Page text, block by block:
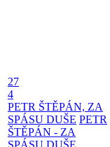
27
4
PETR ŠTĚPÁN, ZA
SPÁSU DUŠE PETR
ŠTĚPÁN - ZA